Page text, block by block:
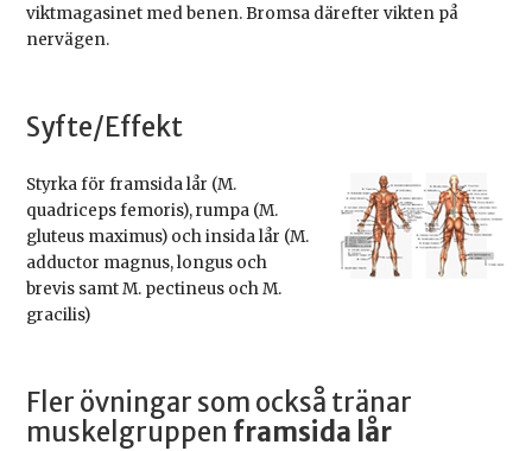
viktmagasinet med benen. Bromsa därefter vikten på
nervägen.
Syfte/Effekt
Styrka för framsida lår (M.
quadriceps femoris), rumpa (M.
gluteus maximus) och insida lår (M.
adductor magnus, longus och
brevis samt M. pectineus och M.
gracilis)
Fler övningar som också tränar
muskelgruppen framsida lår